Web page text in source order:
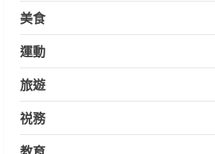
美食
運動
旅遊
祱務